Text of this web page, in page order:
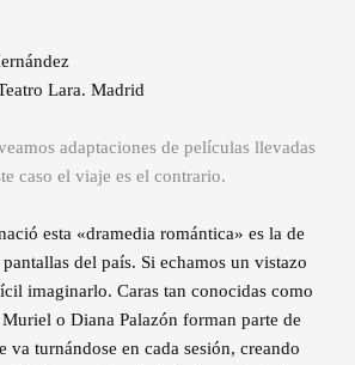
Lara. Madrid
adaptaciones de películas llevadas
caso el viaje es el contrario.
esta «dramedia romántica» es la de
del país. Si echamos un vistazo
imaginarlo. Caras tan conocidas como
o Diana Palazón forman parte de
va turnándose en cada sesión, creando